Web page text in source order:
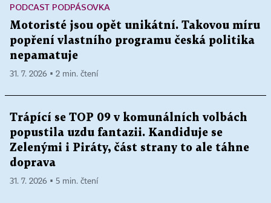
PODCAST PODPÁSOVKA
Motoristé jsou opět unikátní. Takovou míru
popření vlastního programu česká politika
nepamatuje
31. 7. 2026 ▪ 2 min. čtení
Trápící se TOP 09 v komunálních volbách
popustila uzdu fantazii. Kandiduje se
Zelenými i Piráty, část strany to ale táhne
doprava
31. 7. 2026 ▪ 5 min. čtení